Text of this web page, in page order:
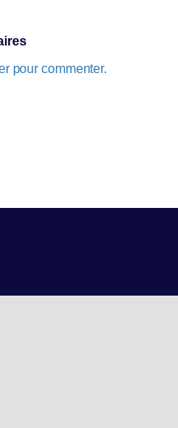
pour commenter.